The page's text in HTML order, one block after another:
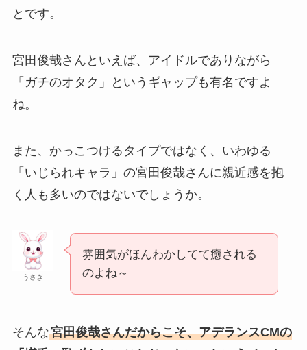
とです。
宮田俊哉さんといえば、アイドルでありながら
「ガチのオタク」というギャップも有名ですよ
ね。
また、かっこつけるタイプではなく、いわゆる
「いじられキャラ」の宮田俊哉さんに親近感を抱
く人も多いのではないでしょうか。
うさぎ
雰囲気がほんわかしてて癒される
のよね～
そんな宮田俊哉さんだからこそ、アデランスCMの